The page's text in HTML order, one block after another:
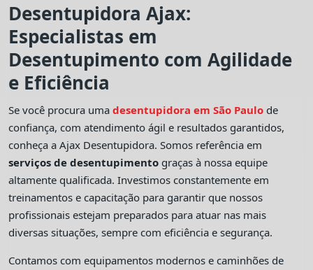
Desentupidora Ajax:
Especialistas em
Desentupimento com Agilidade
e Eficiência
Se você procura umadesentupidora em São Paulo de
confiança, com atendimento ágil e resultados garantidos,
conheça a Ajax Desentupidora. Somos referência em
serviços de desentupimento graças à nossa equipe
altamente qualificada. Investimos constantemente em
treinamentos e capacitação para garantir que nossos
profissionais estejam preparados para atuar nas mais
diversas situações, sempre com eficiência e segurança.
Contamos com equipamentos modernos e caminhões de